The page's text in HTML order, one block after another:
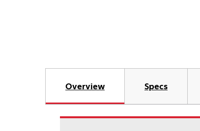
Overview Specs